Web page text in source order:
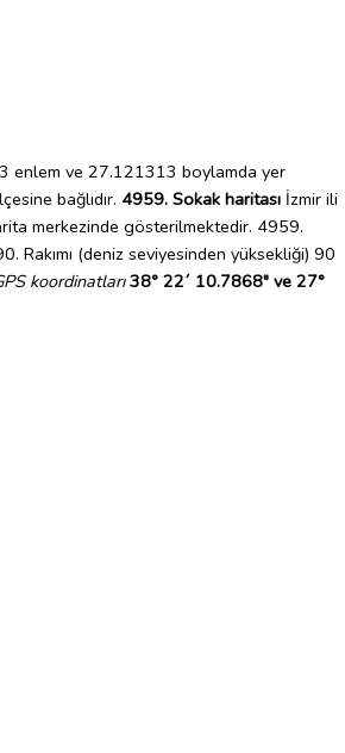
enlem ve 27.121313 boylamda yer
bağlıdır. 4959. Sokak haritası İzmir ili
merkezinde gösterilmektedir. 4959.
Rakımı (deniz seviyesinden yüksekliği) 90
koordinatları38° 22´ 10.7868" ve 27°